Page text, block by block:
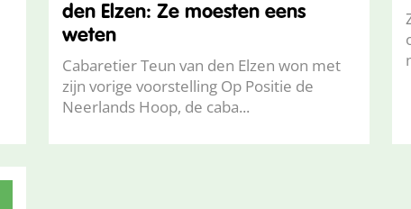
den Elzen: Ze moesten eens
weten
Cabaretier Teun van den Elzen won met
zijn vorige voorstelling Op Positie de
Neerlands Hoop, de caba...